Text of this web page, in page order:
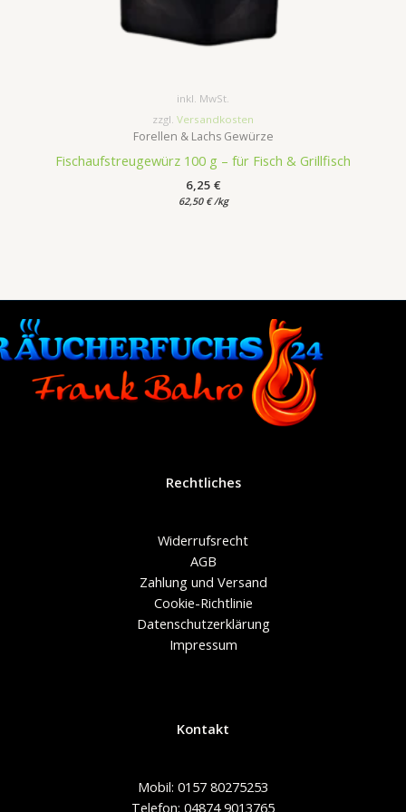
inkl. MwSt.
zzgl. Versandkosten
Forellen & Lachs Gewürze
Fischaufstreugewürz 100 g – für Fisch & Grillfisch
6,25 €
62,50 € /kg
Rechtliches
Widerrufsrecht
AGB
Zahlung und Versand
Cookie-Richtlinie
Datenschutzerklärung
Impressum
Kontakt
Mobil: 0157 80275253
Telefon: 04874 9013765